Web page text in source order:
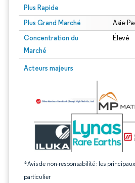
Plus Rapide
Plus Grand Marché Asie-
Concentration du
Marché
Élevé
Acteurs majeurs
*Avis de non-responsabilité : les
particulier
Image © Mordor Intelligence. La